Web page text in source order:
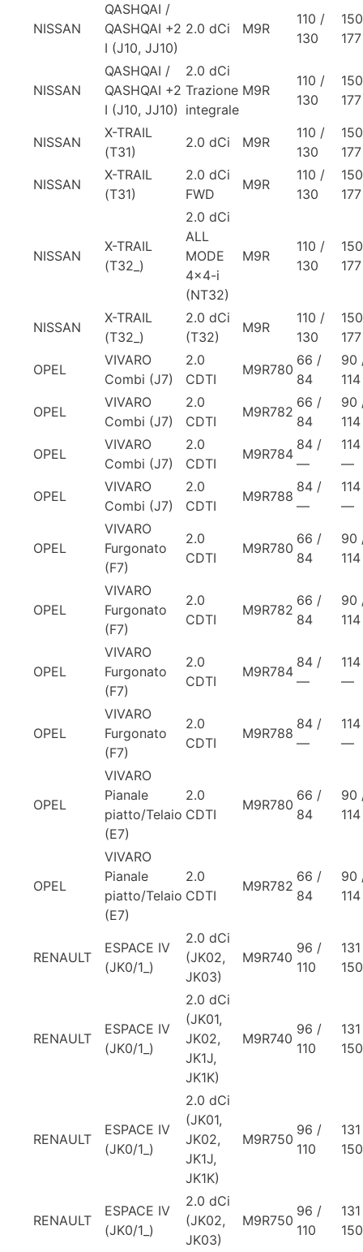
NISSAN
QASHQAI /
QASHQAI +2
I (J10, JJ10)
2.0 dCi M9R
110 /
130
177
NISSAN
QASHQAI /
QASHQAI +2
I (J10, JJ10)
2.0 dCi
Trazione
integrale
M9R
110 /
130
177
NISSAN
X-TRAIL
(T31)
2.0 dCi M9R
110 /
130
177
NISSAN
X-TRAIL
(T31)
2.0 dCi
FWD
M9R
110 /
130
177
NISSAN
X-TRAIL
(T32_)
2.0 dCi
ALL
MODE
4×4-i
(NT32)
M9R
110 /
130
177
NISSAN
X-TRAIL
(T32_)
2.0 dCi
(T32)
M9R
110 /
130
177
OPEL
VIVARO
Combi (J7)
2.0
CDTI
M9R780
66 /
84
90
114
OPEL
VIVARO
Combi (J7)
2.0
CDTI
M9R782
66 /
84
90
114
OPEL
VIVARO
Combi (J7)
2.0
CDTI
M9R784
84 /
—
—
OPEL
VIVARO
Combi (J7)
2.0
CDTI
M9R788
84 /
—
—
OPEL
VIVARO
Furgonato
(F7)
2.0
CDTI
M9R780
66 /
84
90
114
OPEL
VIVARO
Furgonato
(F7)
2.0
CDTI
M9R782
66 /
84
90
114
OPEL
VIVARO
Furgonato
(F7)
2.0
CDTI
M9R784
84 /
—
—
OPEL
VIVARO
Furgonato
(F7)
2.0
CDTI
M9R788
84 /
—
—
OPEL
VIVARO
Pianale
piatto/Telaio
(E7)
2.0
CDTI
M9R780
66 /
84
90
114
OPEL
VIVARO
Pianale
piatto/Telaio
(E7)
2.0
CDTI
M9R782
66 /
84
90
114
RENAULT
ESPACE IV
(JK0/1_)
2.0 dCi
(JK02,
JK03)
M9R740
96 /
110
150
RENAULT
ESPACE IV
(JK0/1_)
2.0 dCi
(JK01,
JK02,
JK1J,
JK1K)
M9R740
96 /
110
150
RENAULT
ESPACE IV
(JK0/1_)
2.0 dCi
(JK01,
JK02,
JK1J,
JK1K)
M9R750
96 /
110
150
RENAULT
ESPACE IV
(JK0/1_)
2.0 dCi
(JK02,
JK03)
M9R750
96 /
110
150